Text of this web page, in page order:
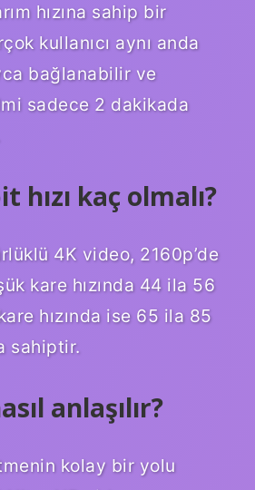
hızına sahip bir
kullanıcı aynı anda
bağlanabilir ve
sadece 2 dakikada
hızı kaç olmalı?
4K video, 2160p’de
kare hızında 44 ila 56
hızında ise 65 ila 85
sahiptir.
anlaşılır?
kolay bir yolu